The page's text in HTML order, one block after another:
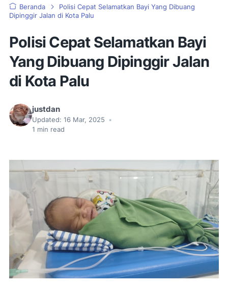
Beranda
Polisi Cepat Selamatkan Bayi Yang Dibuang
Dipinggir Jalan di Kota Palu
Polisi Cepat Selamatkan Bayi
Yang Dibuang Dipinggir Jalan
di Kota Palu
justdan
Updated: 16 Mar, 2025
•
1 min read